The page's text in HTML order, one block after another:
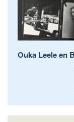
Ouka Leele en